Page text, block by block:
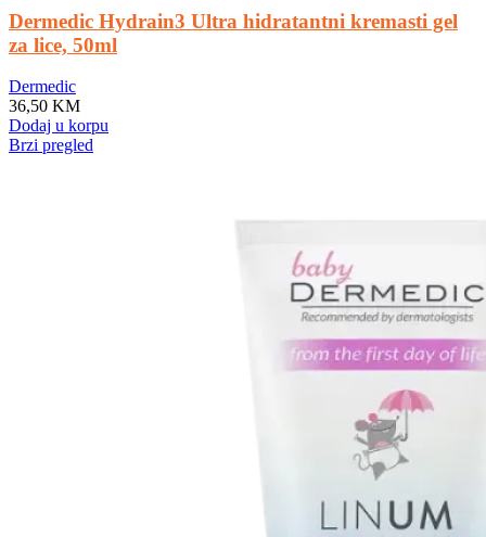
Dermedic Hydrain3 Ultra hidratantni kremasti gel
za lice, 50ml
Dermedic
36,50 KM
Dodaj u korpu
Brzi pregled